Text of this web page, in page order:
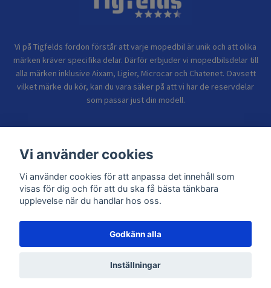
Vi på Tigfelds fordon förstår att varje mopedbil är unik och att olika
märken kräver specifika delar. Därför erbjuder vi mopedbilsdelar till
alla märken inklusive Aixam, Ligier, Microcar och Chatenet. Oavsett
vilket märke du kör, kan du vara säker på att vi har de reservdelar
som passar just din modell.
Sidor
© 2026 TIGFELDS FORDON
Vi använder cookies
Vi använder cookies för att anpassa det innehåll som
visas för dig och för att du ska få bästa tänkbara
upplevelse när du handlar hos oss.
Godkänn alla
Inställningar